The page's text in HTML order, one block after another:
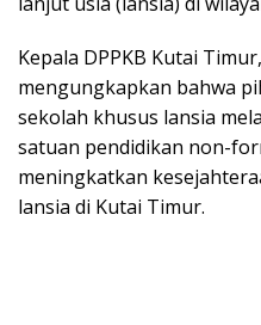
Kepala DPPKB Kutai
mengungkapkan bahwa
sekolah khusus lansia
satuan pendidikan non-
meningkatkan
lansia di Kutai Timur.